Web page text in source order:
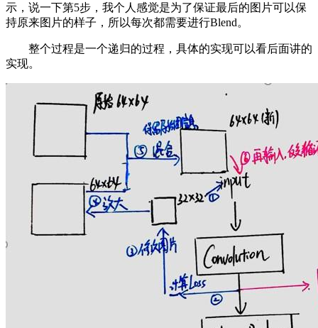
示，说一下第5步，我个人感觉是为了保证最后的图片可以保
持原来图片的样子，所以每次都需要进行Blend。
整个过程是一个递归的过程，具体的实现可以看后面讲的
实现。